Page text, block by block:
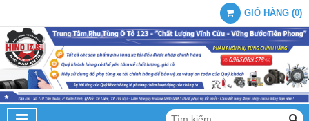
GIỎ HÀNG (0)